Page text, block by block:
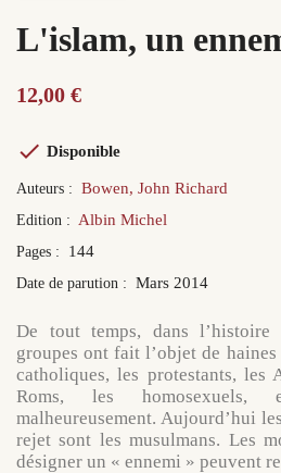
L'islam, un
12,00 €
 Disponible
Auteurs : Bowen, John Richard
Edition : Albin Michel
Pages : 144
Date de parution : Mars 2014
De tout temps, dans l’histoire
groupes ont fait l’objet de
catholiques, les protestants, les
Roms, les
malheureusement. Aujourd’hui
rejet sont les musulmans. Les
désigner un « ennemi » peuvent